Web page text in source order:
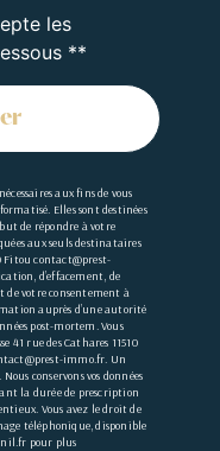
les
**
aux fins de vous
Elles sont destinées
de répondre à votre
aux seuls destinataires
Fitou contact@prest-
d’effacement, de
votre consentement à
auprès d’une autorité
post-mortem. Vous
41 rue des Cathares 11510
immo.fr. Un
conservons vos données
la durée de prescription
Vous avez le droit de
téléphonique, disponible
pour plus